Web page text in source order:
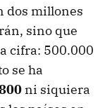
dos millones
sino que
cifra: 500.000
se ha
ni siquiera